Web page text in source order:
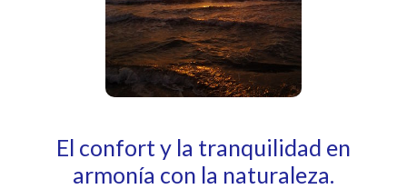
El confort y la tranquilidad en
armonía con la naturaleza.